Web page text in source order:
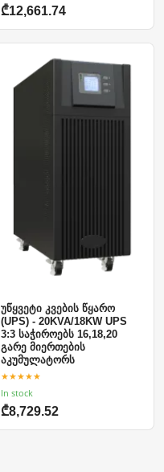
₾12,661.74
უწყვეტი კვების წყარო
(UPS) - 20KVA/18KW UPS
3:3 საჭიროებს 16,18,20
გარე მიერთების
აკუმულატორს
★★★★★
In stock
₾8,729.52